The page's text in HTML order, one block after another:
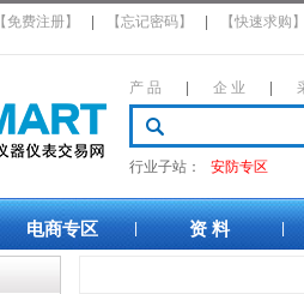
【免费注册】 【忘记密码】 【快速求购
产 品 企 业
行业子站： 安防专区
电商专区 资 料